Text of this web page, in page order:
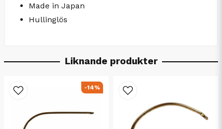
Made in Japan
Hullinglös
Liknande produkter
-14%